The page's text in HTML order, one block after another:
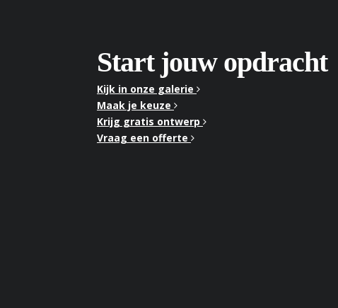
Start jouw opdracht
Kijk in onze galerie
Maak je keuze
Krijg gratis ontwerp
Vraag een offerte